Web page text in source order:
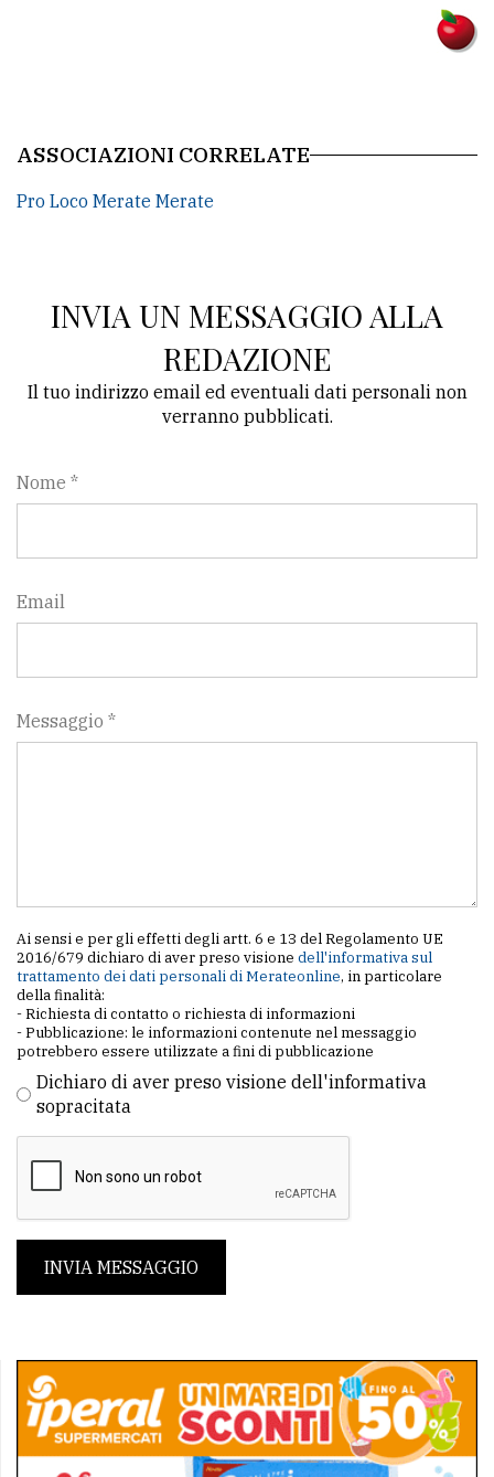
ASSOCIAZIONI CORRELATE
Pro Loco Merate Merate
INVIA UN MESSAGGIO ALLA
REDAZIONE
Il tuo indirizzo email ed eventuali dati personali non
verranno pubblicati.
Nome *
Email
Messaggio *
Ai sensi e per gli effetti degli artt. 6 e 13 del Regolamento UE
2016/679 dichiaro di aver preso visione dell'informativa sul
trattamento dei dati personali di Merateonline, in particolare
della finalità:
- Richiesta di contatto o richiesta di informazioni
- Pubblicazione: le informazioni contenute nel messaggio
potrebbero essere utilizzate a fini di pubblicazione
Dichiaro di aver preso visione dell'informativa
sopracitata
INVIA MESSAGGIO